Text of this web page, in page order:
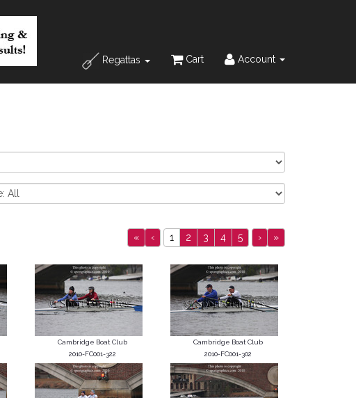
Regattas Cart Account
« ‹ 1 2 3 4 5 › »
Cambridge Boat Club
2010-FC001-322
Cambridge Boat Club
2010-FC001-302